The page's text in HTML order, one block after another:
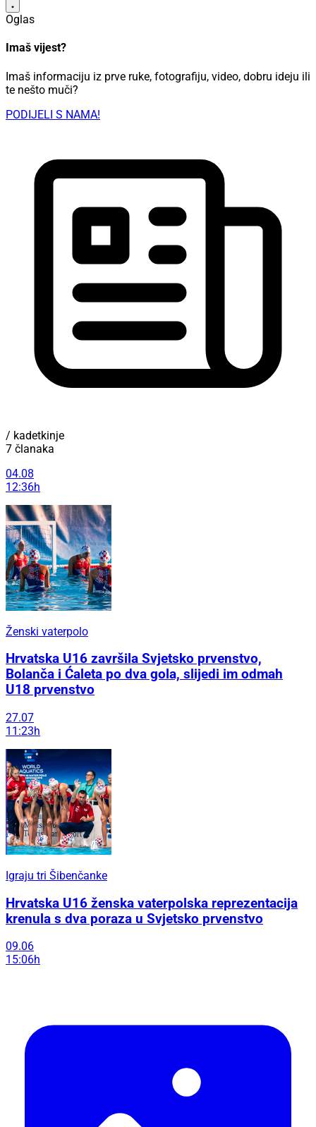
Oglas
Imaš vijest?
Imaš informaciju iz prve ruke, fotografiju, video, dobru ideju ili
te nešto muči?
PODIJELI S NAMA!
/ kadetkinje
7 članaka
04.08
12:36h
Ženski vaterpolo
Hrvatska U16 završila Svjetsko prvenstvo,
Bolanča i Ćaleta po dva gola, slijedi im odmah
U18 prvenstvo
27.07
11:23h
Igraju tri Šibenčanke
Hrvatska U16 ženska vaterpolska reprezentacija
krenula s dva poraza u Svjetsko prvenstvo
09.06
15:06h